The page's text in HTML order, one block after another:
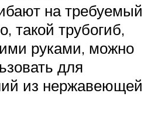
на требуемый
такой трубогиб,
руками, можно
для
из нержавеющей